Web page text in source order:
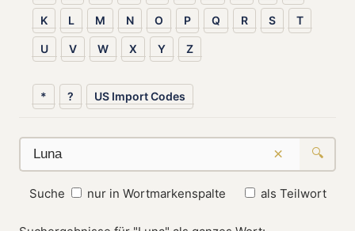
K L M N O P Q R S T
U V W X Y Z
* ? US Import Codes
× 🔍
Suche nur in Wortmarkenspalte als Teilwort